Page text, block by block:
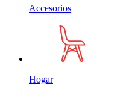
Accesorios
Hogar